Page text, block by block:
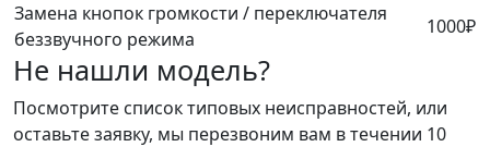
Замена кнопок громкости / переключателя
беззвучного режима
1000₽
Не нашли модель?
Посмотрите список типовых неисправностей, или
оставьте заявку, мы перезвоним вам в течении 10